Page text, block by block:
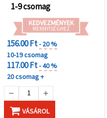
1-9 csomag
KEDVEZMÉNYEK
MENNYISÉGHEZ
156.00 Ft- 20 %
10-19 csomag
117.00 Ft- 40 %
20 csomag +
VÁSÁROL